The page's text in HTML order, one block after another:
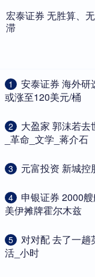
宏泰证券 无胜算、
滞
1
安泰证券 海外研
或涨至120美元/桶
2
大盈家 郭沫若
_革命_文学_蒋介石
3 元富投资 新城
4
申银证券 2000艘
美伊摊牌霍尔木兹
5
对对配 去了一趟
活_小时